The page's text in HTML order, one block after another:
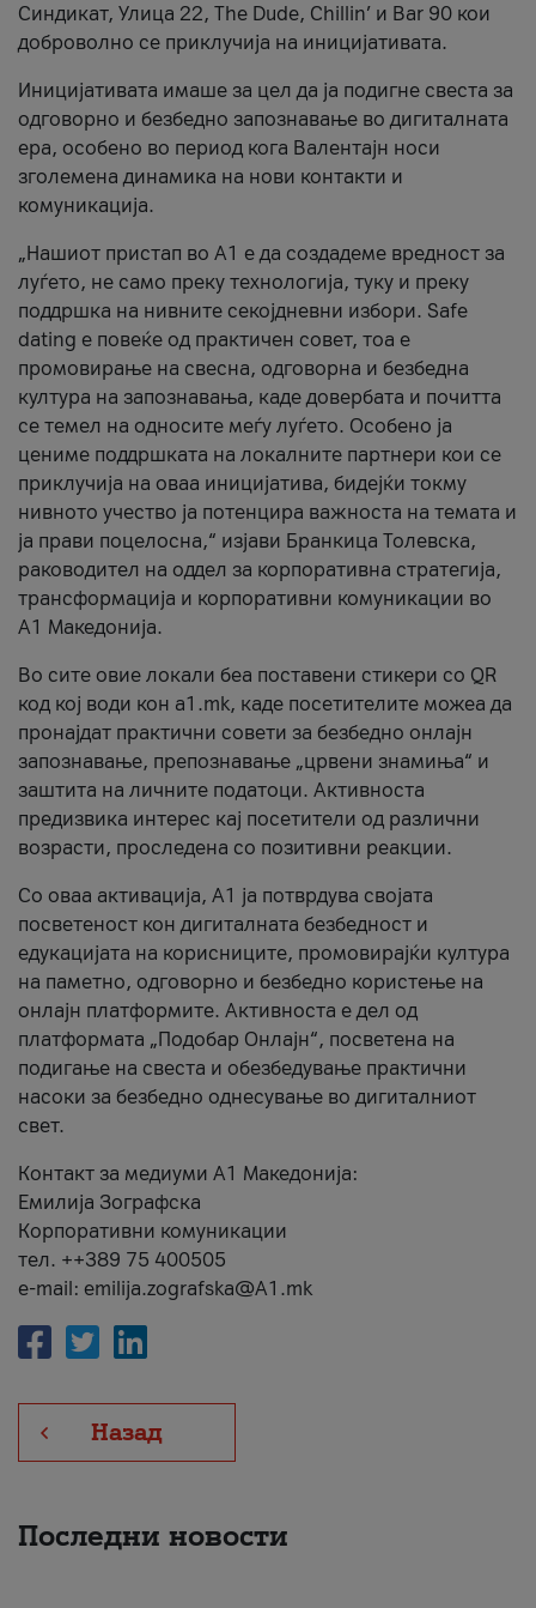
Синдикат, Улица 22, The Dude, Chillin’ и Bar 90 кои
доброволно се приклучија на иницијативата.
Иницијативата имаше за цел да ја подигне свеста за
одговорно и безбедно запознавање во дигиталната
ера, особено во период кога Валентајн носи
зголемена динамика на нови контакти и
комуникација.
„Нашиот пристап во А1 е да создадеме вредност за
луѓето, не само преку технологија, туку и преку
поддршка на нивните секојдневни избори. Safe
dating е повеќе од практичен совет, тоа е
промовирање на свесна, одговорна и безбедна
култура на запознавања, каде довербата и почитта
се темел на односите меѓу луѓето. Особено ја
цениме поддршката на локалните партнери кои се
приклучија на оваа иницијатива, бидејќи токму
нивното учество ја потенцира важноста на темата и
ја прави поцелосна,“ изјави Бранкица Толевска,
раководител на оддел за корпоративна стратегија,
трансформација и корпоративни комуникации во
А1 Македонија.
Во сите овие локали беа поставени стикери со QR
код кој води кон a1.mk, каде посетителите можеа да
пронајдат практични совети за безбедно онлајн
запознавање, препознавање „црвени знамиња“ и
заштита на личните податоци. Активноста
предизвика интерес кај посетители од различни
возрасти, проследена со позитивни реакции.
Со оваа активација, А1 ја потврдува својата
посветеност кон дигиталната безбедност и
едукацијата на корисниците, промовирајќи култура
на паметно, одговорно и безбедно користење на
онлајн платформите. Активноста е дел од
платформата „Подобар Онлајн“, посветена на
подигање на свеста и обезбедување практични
насоки за безбедно однесување во дигиталниот
свет.
Контакт за медиуми А1 Македонија:
Емилија Зографска
Корпоративни комуникации
тел. ++389 75 400505
e-mail: emilija.zografska@A1.mk
Назад
Последни новости